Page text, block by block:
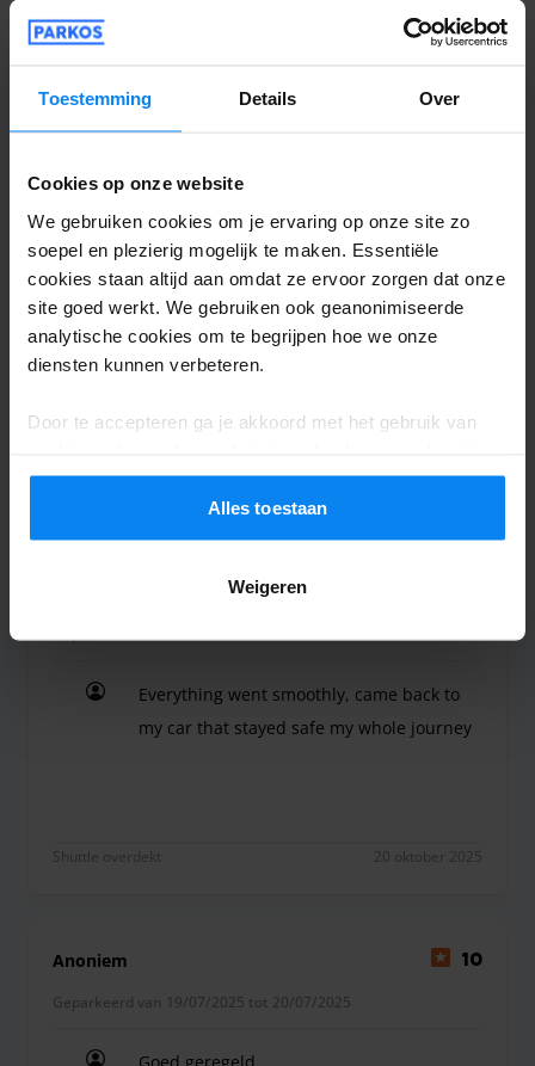
Toestemming Details Over
Cookies op onze website
We gebruiken cookies om je ervaring op onze site zo
soepel en plezierig mogelijk te maken. Essentiële
cookies staan altijd aan omdat ze ervoor zorgen dat onze
site goed werkt. We gebruiken ook geanonimiseerde
analytische cookies om te begrijpen hoe we onze
diensten kunnen verbeteren.
Door te accepteren ga je akkoord met het gebruik van
instellingen op elk moment aanpassen. Bekijk voor alle
Privacybeleid.
Alles toestaan
Weigeren
Mohamed Marghich 10
Geparkeerd van 15/10/2025 tot 19/10/2025
Goed bereikbaar en met de bus naar
Schiphol in 5 min. Hefboom opent
Goed bereikbaar en met de bus naar Schiphol
Everything went smoothly, came back to
my car that stayed safe my whole journey
Shuttle overdekt 20 oktober 2025
Anoniem 10
Geparkeerd van 19/07/2025 tot 20/07/2025